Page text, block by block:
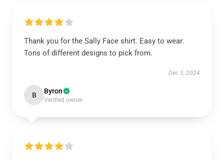
Thank you for the Sally Face shirt. Easy to wear.
Tons of different designs to pick from.
Dec 3, 2024
B Byron
Verified owner